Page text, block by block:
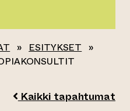
» ESITYKSET »
Kaikki tapahtumat